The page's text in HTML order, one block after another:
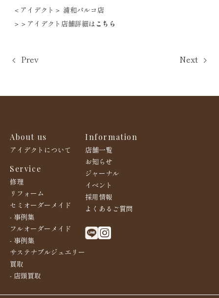
＜アイデクト＞ 浦和パルコ店
＞＞アイデクト店舗詳細は こちら
Prev Next
About us
アイデクトについて
Service
修理
リフォーム
セミオーダーメイド
- 事例集
フルオーダーメイド
- 事例集
サステナブルジュエリー
買取
- 店頭買取
Information
店舗一覧
お知らせ
ジャーナル
イベント
採用情報
よくあるご質問